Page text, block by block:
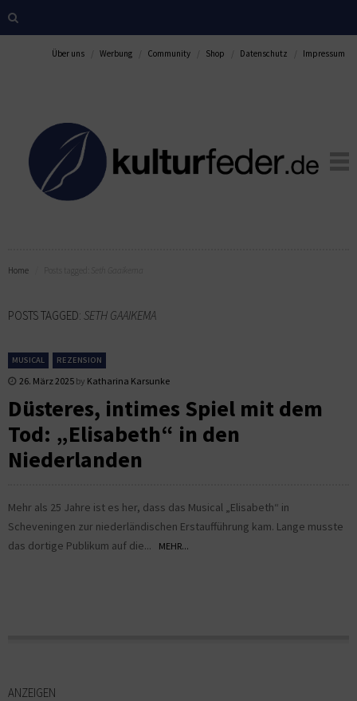
Über uns Werbung Community Shop Datenschutz Impressum
Home
POSTS TAGGED: SETH GAAIKEMA
MUSICAL REZENSION
26. März 2025 by Katharina Karsunke
Düsteres, intimes Spiel mit dem
Tod: „Elisabeth“ in den
Niederlanden
Mehr als 25 Jahre ist es her, dass das Musical „Elisabeth“ in
Scheveningen zur niederländischen Erstaufführung kam. Lange musste
das dortige Publikum auf die...
MEHR...
ANZEIGEN